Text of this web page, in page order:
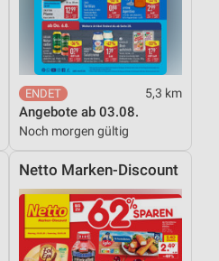
5,3 km
Angebote ab 03.08.
Noch morgen gültig
Netto Marken-Discount